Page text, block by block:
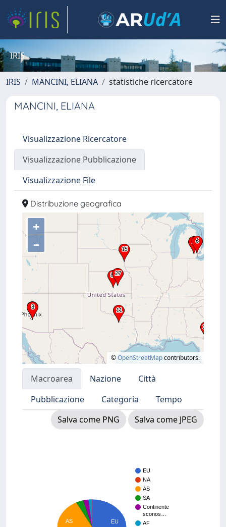
IRIS
IRIS MANCINI, ELIANA statistiche ricercatore
MANCINI, ELIANA
Visualizzazione Ricercatore
Visualizzazione Pubblicazione
Visualizzazione File
Distribuzione geografica
+
–
©OpenStreetMapcontributors.
Macroarea Nazione
Città
Pubblicazione
Categoria
Tempo
Salva come PNG
Salva come JPEG
EU
NA
AS
SA
Continente
sconos…
AF
EU
AS